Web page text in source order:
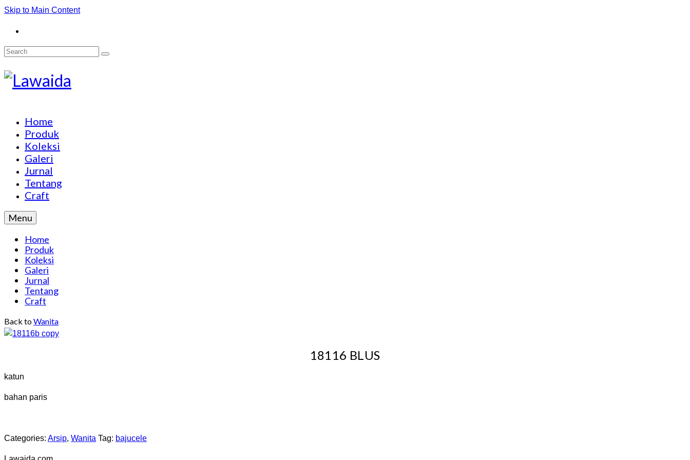
Skip to Main Content
Search
Home
Produk
Koleksi
Galeri
Jurnal
Tentang
Craft
Menu
Home
Produk
Koleksi
Galeri
Jurnal
Tentang
Craft
Back toWanita
18116 BLUS
katun
bahan paris
Categories: Arsip, Wanita Tag: bajucele